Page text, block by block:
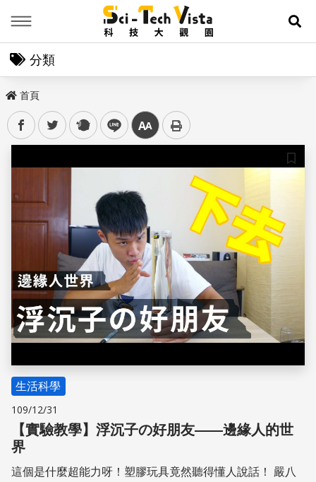
展
分類
首頁
facebooktwitter plurk line 中
儲存
生活科學
109/12/31
【實驗教學】浮沉子の好朋友——邊緣人的世
界
這個是什麼超能力呀！塑膠玩具竟然聽得懂人說話！ 嚴八